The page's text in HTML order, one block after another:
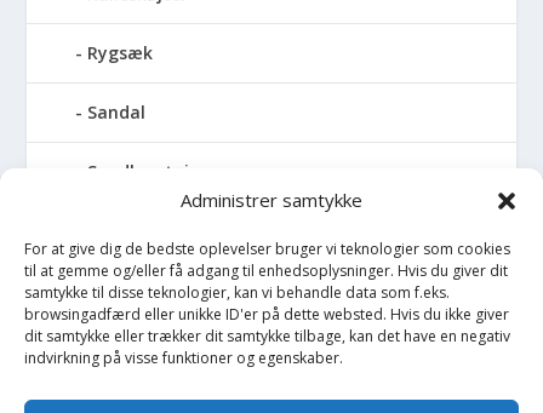
Administrer samtykke
For at give dig de bedste oplevelser bruger vi teknologier som cookies
til at gemme og/eller få adgang til enhedsoplysninger. Hvis du giver dit
samtykke til disse teknologier, kan vi behandle data som f.eks.
browsingadfærd eller unikke ID'er på dette websted. Hvis du ikke giver
dit samtykke eller trækker dit samtykke tilbage, kan det have en negativ
indvirkning på visse funktioner og egenskaber.
Rygsæk
Sandal
Sandlegetøj
Seng
Sengehimmel